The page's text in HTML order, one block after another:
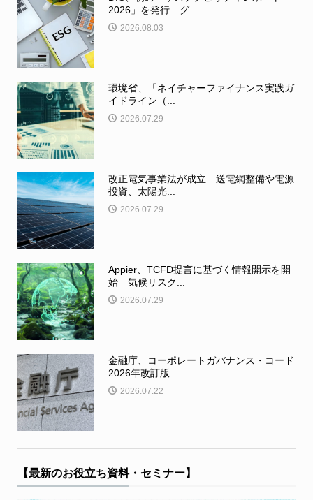
2026」を発行 グ...
2026.08.03
環境省、「ネイチャーファイナンス実践ガ
イドライン（...
2026.07.29
改正電気事業法が成立 送電網整備や電源
投資、太陽光...
2026.07.29
Appier、TCFD提言に基づく情報開示を開
始 気候リスク...
2026.07.29
金融庁、コーポレートガバナンス・コード
2026年改訂版...
2026.07.22
【最新のお役立ち資料・セミナー】